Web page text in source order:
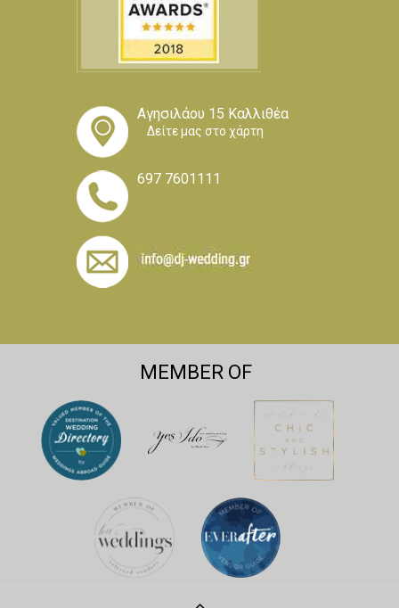
Αγησιλάου 15 Καλλιθέα
Δείτε μας στο χάρτη
697 7601111
MEMBER OF